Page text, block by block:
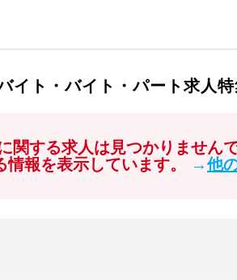
イト・バイト・パート求人特
関する求人は見つかりませんで
情報を表示しています。
→他